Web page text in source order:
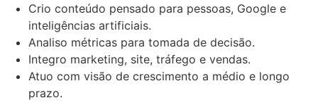
Crio conteúdo pensado para pessoas, Google e
inteligências artificiais.
Analiso métricas para tomada de decisão.
Integro marketing, site, tráfego e vendas.
Atuo com visão de crescimento a médio e longo
prazo.